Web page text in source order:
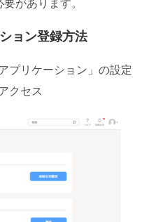
ョン登録方法
プリケーション」の設定
クセス